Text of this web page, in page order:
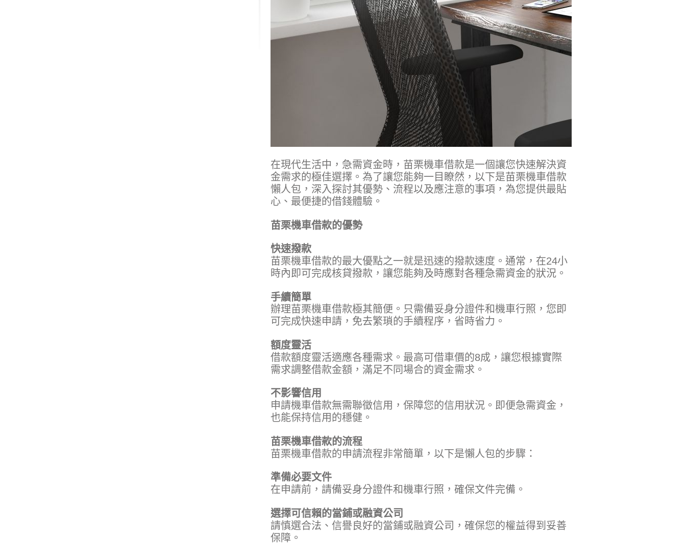
在現代生活中，急需資金時， 苗栗機車借款是一個讓您快速解決資
金需求的極佳選擇。為了讓您能夠一目瞭然，以下是苗栗機車借款
懶人包，深入探討其優勢、流程以及應注意的事項，為您提供最貼
心、最便捷的借錢體驗。
苗栗機車借款的優勢
快速撥款
苗栗機車借款的最大優點之一就是迅速的撥款速度。通常，在24小
時內即可完成核貸撥款，讓您能夠及時應對各種急需資金的狀況。
手續簡單
辦理苗栗機車借款極其簡便。只需備妥身分證件和機車行照，您即
可完成快速申請，免去繁瑣的手續程序，省時省力。
額度靈活
借款額度靈活適應各種需求。最高可借車價的8成，讓您根據實際
需求調整借款金額，滿足不同場合的資金需求。
不影響信用
申請機車借款無需聯徵信用，保障您的信用狀況。即便急需資金，
也能保持信用的穩健。
苗栗機車借款的流程
苗栗機車借款的申請流程非常簡單，以下是懶人包的步驟：
準備必要文件
在申請前，請備妥身分證件和機車行照，確保文件完備。
選擇可信賴的當鋪或融資公司
請慎選合法、信譽良好的當鋪或融資公司，確保您的權益得到妥善
保障。